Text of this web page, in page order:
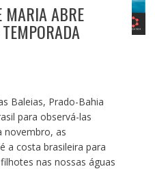
MARIA ABRE
Baleias, Prado-Bahia
para observá-las
novembro, as
a costa brasileira para
nas nossas águas